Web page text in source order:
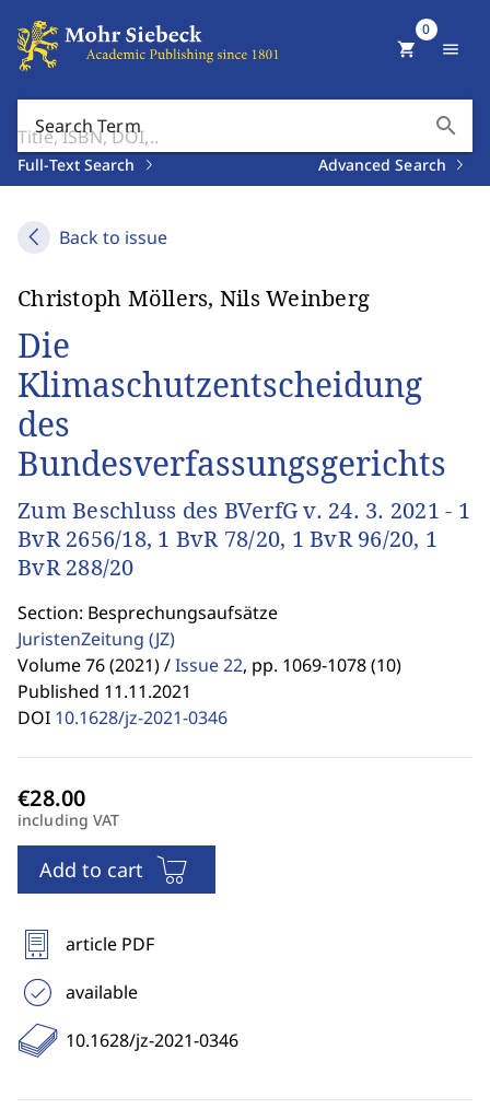
Search Term search
Full-Text Search Advanced Search
shopping_cart
0
menu
Back to issue
Christoph Möllers, Nils Weinberg
Die
Klimaschutzentscheidung
des
Bundesverfassungsgerichts
Zum Beschluss des BVerfG v. 24. 3. 2021 - 1
BvR 2656/18, 1 BvR 78/20, 1 BvR 96/20, 1
BvR 288/20
Section: Besprechungsaufsätze
JuristenZeitung (JZ)
Volume 76 (2021) /Issue 22, pp. 1069-1078 (10)
Published 11.11.2021
DOI 10.1628/jz-2021-0346
including VAT
Add to cart
article PDF
available
10.1628/jz-2021-0346